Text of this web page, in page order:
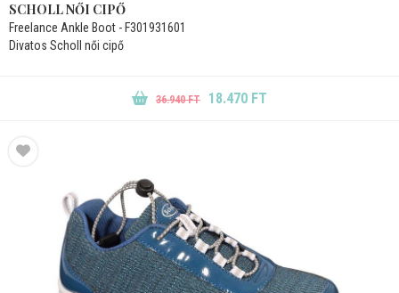
SCHOLL NŐI CIPŐ
Freelance Ankle Boot - F301931601
Divatos Scholl női cipő
36.940 FT 18.470 FT